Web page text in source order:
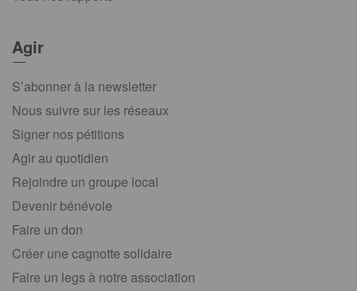
Agir
S’abonner à la newsletter
Nous suivre sur les réseaux
Signer nos pétitions
Agir au quotidien
Rejoindre un groupe local
Devenir bénévole
Faire un don
Créer une cagnotte solidaire
Faire un legs à notre association